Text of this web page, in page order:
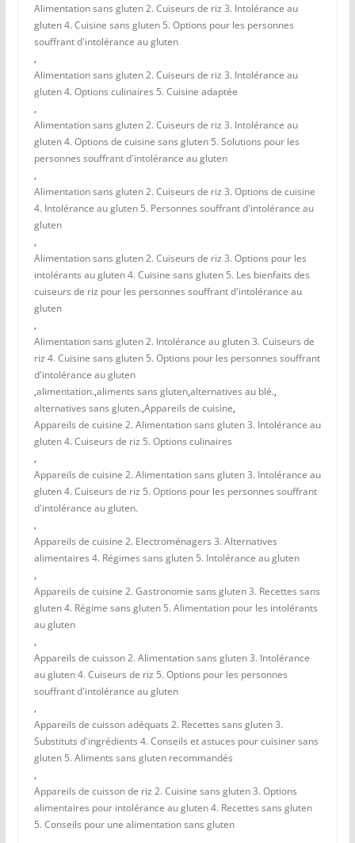
Alimentation sans gluten 2. Cuiseurs de riz 3. Intolérance au
gluten 4. Cuisine sans gluten 5. Options pour les personnes
souffrant d'intolérance au gluten
,
Alimentation sans gluten 2. Cuiseurs de riz 3. Intolérance au
gluten 4. Options culinaires 5. Cuisine adaptée
,
Alimentation sans gluten 2. Cuiseurs de riz 3. Intolérance au
gluten 4. Options de cuisine sans gluten 5. Solutions pour les
personnes souffrant d'intolérance au gluten
,
Alimentation sans gluten 2. Cuiseurs de riz 3. Options de cuisine
4. Intolérance au gluten 5. Personnes souffrant d'intolérance au
gluten
,
Alimentation sans gluten 2. Cuiseurs de riz 3. Options pour les
intolérants au gluten 4. Cuisine sans gluten 5. Les bienfaits des
cuiseurs de riz pour les personnes souffrant d'intolérance au
gluten
,
Alimentation sans gluten 2. Intolérance au gluten 3. Cuiseurs de
riz 4. Cuisine sans gluten 5. Options pour les personnes souffrant
d'intolérance au gluten
,alimentation.,aliments sans gluten,alternatives au blé.,
alternatives sans gluten.,Appareils de cuisine,
Appareils de cuisine 2. Alimentation sans gluten 3. Intolérance au
gluten 4. Cuiseurs de riz 5. Options culinaires
,
Appareils de cuisine 2. Alimentation sans gluten 3. Intolérance au
gluten 4. Cuiseurs de riz 5. Options pour les personnes souffrant
d'intolérance au gluten.
,
Appareils de cuisine 2. Electroménagers 3. Alternatives
alimentaires 4. Régimes sans gluten 5. Intolérance au gluten
,
Appareils de cuisine 2. Gastronomie sans gluten 3. Recettes sans
gluten 4. Régime sans gluten 5. Alimentation pour les intolérants
au gluten
,
Appareils de cuisson 2. Alimentation sans gluten 3. Intolérance
au gluten 4. Cuiseurs de riz 5. Options pour les personnes
souffrant d'intolérance au gluten
,
Appareils de cuisson adéquats 2. Recettes sans gluten 3.
Substituts d'ingrédients 4. Conseils et astuces pour cuisiner sans
gluten 5. Aliments sans gluten recommandés
,
Appareils de cuisson de riz 2. Cuisine sans gluten 3. Options
alimentaires pour intolérance au gluten 4. Recettes sans gluten
5. Conseils pour une alimentation sans gluten